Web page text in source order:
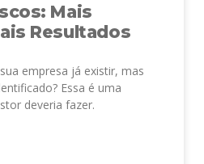
Mais
Resultados
empresa já existir, mas
Essa é uma
deveria fazer.